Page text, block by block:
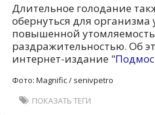
Длительное голодание
обернуться для организма
повышенной
раздражительностью. Об
интернет-издание "
Фото: Magnific / senivpetro
ПОКАЗАТЬ ТЕГИ